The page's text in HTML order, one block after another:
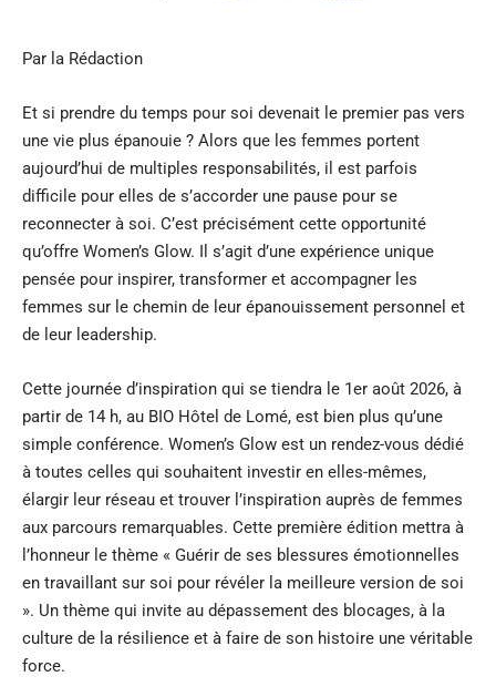
Par la Rédaction
Et si prendre du temps pour soi devenait le premier pas vers
une vie plus épanouie ? Alors que les femmes portent
aujourd’hui de multiples responsabilités, il est parfois
difficile pour elles de s’accorder une pause pour se
reconnecter à soi. C’est précisément cette opportunité
qu’offre Women’s Glow. Il s’agit d’une expérience unique
pensée pour inspirer, transformer et accompagner les
femmes sur le chemin de leur épanouissement personnel et
de leur leadership.
Cette journée d’inspiration qui se tiendra le 1er août 2026, à
partir de 14 h, au BIO Hôtel de Lomé, est bien plus qu’une
simple conférence. Women’s Glow est un rendez-vous dédié
à toutes celles qui souhaitent investir en elles-mêmes,
élargir leur réseau et trouver l’inspiration auprès de femmes
aux parcours remarquables. Cette première édition mettra à
l’honneur le thème « Guérir de ses blessures émotionnelles
en travaillant sur soi pour révéler la meilleure version de soi
». Un thème qui invite au dépassement des blocages, à la
culture de la résilience et à faire de son histoire une véritable
force.